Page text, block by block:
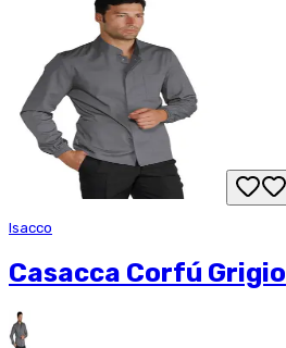
Isacco
Casacca Corfú Grigio